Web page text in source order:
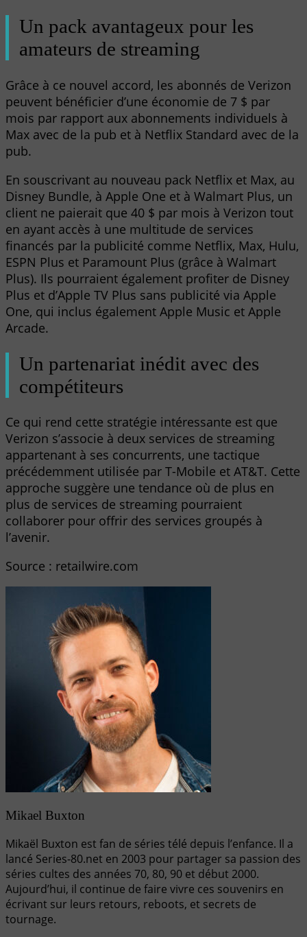
Un pack avantageux pour les
amateurs de streaming
Grâce à ce nouvel accord, les abonnés de Verizon
peuvent bénéficier d’une économie de 7 $ par
mois par rapport aux abonnements individuels à
Max avec de la pub et à Netflix Standard avec de la
pub.
En souscrivant au nouveau pack Netflix et Max, au
Disney Bundle, à Apple One et à Walmart Plus, un
client ne paierait que 40 $ par mois à Verizon tout
en ayant accès à une multitude de services
financés par la publicité comme Netflix, Max, Hulu,
ESPN Plus et Paramount Plus (grâce à Walmart
Plus). Ils pourraient également profiter de Disney
Plus et d’Apple TV Plus sans publicité via Apple
One, qui inclus également Apple Music et Apple
Arcade.
Un partenariat inédit avec des
compétiteurs
Ce qui rend cette stratégie intéressante est que
Verizon s’associe à deux services de streaming
appartenant à ses concurrents, une tactique
précédemment utilisée par T-Mobile et AT&T. Cette
approche suggère une tendance où de plus en
plus de services de streaming pourraient
collaborer pour offrir des services groupés à
l’avenir.
Source : retailwire.com
Mikael Buxton
Mikaël Buxton est fan de séries télé depuis l’enfance. Il a
lancé Series-80.net en 2003 pour partager sa passion des
séries cultes des années 70, 80, 90 et début 2000.
Aujourd’hui, il continue de faire vivre ces souvenirs en
écrivant sur leurs retours, reboots, et secrets de
tournage.